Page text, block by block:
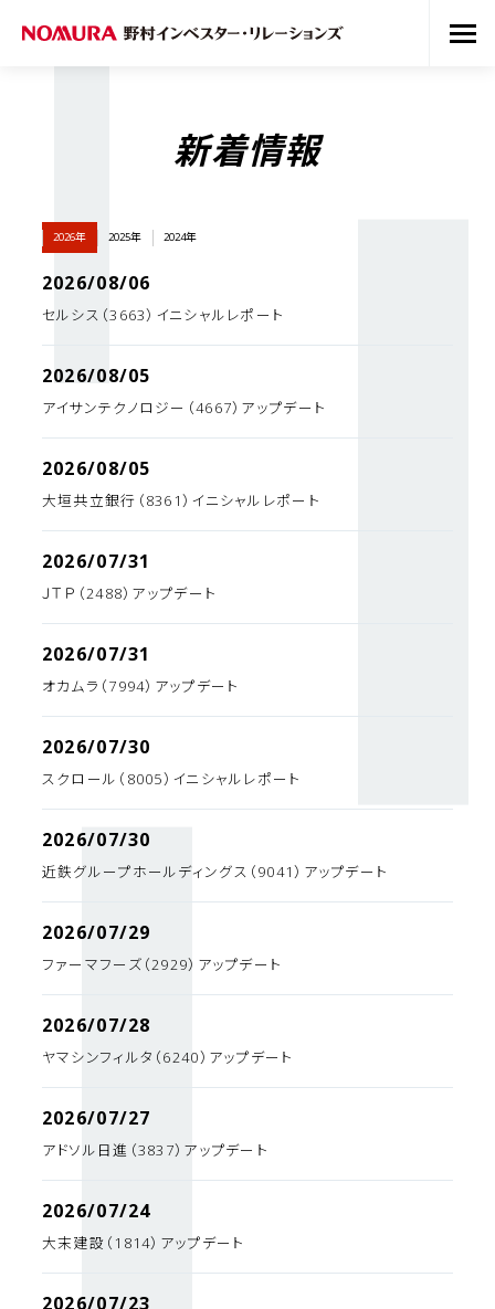
新着情報
2026年 2025年 2024年
2026/08/06
セルシス（3663）イニシャルレポート
2026/08/05
アイサンテクノロジー（4667）アップデート
2026/08/05
大垣共立銀行（8361）イニシャルレポート
2026/07/31
ＪＴＰ（2488）アップデート
2026/07/31
オカムラ（7994）アップデート
2026/07/30
スクロール（8005）イニシャルレポート
2026/07/30
近鉄グループホールディングス（9041）アップデート
2026/07/29
ファーマフーズ（2929）アップデート
2026/07/28
ヤマシンフィルタ（6240）アップデート
2026/07/27
アドソル日進（3837）アップデート
2026/07/24
大末建設（1814）アップデート
2026/07/23